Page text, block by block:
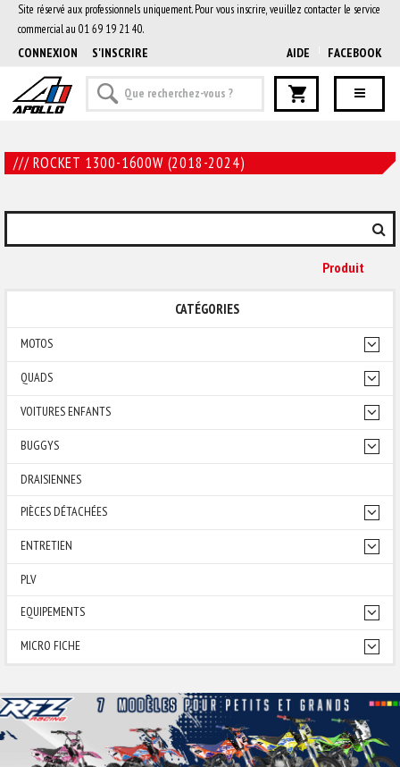
Site réservé aux professionnels uniquement. Pour vous inscrire, veuillez contacter le service
commercial au 01 69 19 21 40.
CONNEXION S'INSCRIRE AIDE FACEBOOK
/// ROCKET 1300-1600W (2018-2024)
Produit
CATÉGORIES
MOTOS
QUADS
VOITURES ENFANTS
BUGGYS
DRAISIENNES
PIÈCES DÉTACHÉES
ENTRETIEN
PLV
EQUIPEMENTS
MICRO FICHE